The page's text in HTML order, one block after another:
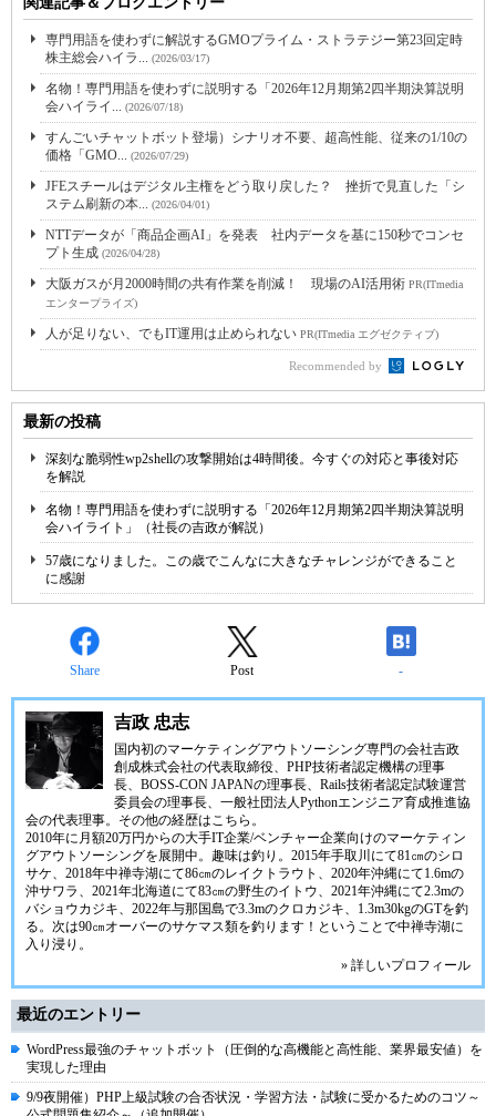
専門用語を使わずに解説するGMOプライム・ストラテジー第23回定時
株主総会ハイラ...
(2026/03/17)
名物！専門用語を使わずに説明する「2026年12月期第2四半期決算説明
会ハイライ...
(2026/07/18)
すんごいチャットボット登場）シナリオ不要、超高性能、従来の1/10の
価格「GMO...
(2026/07/29)
JFEスチールはデジタル主権をどう取り戻した？ 挫折で見直した「シ
ステム刷新の本...
(2026/04/01)
NTTデータが「商品企画AI」を発表 社内データを基に150秒でコンセ
プト生成 (2026/04/28)
大阪ガスが月2000時間の共有作業を削減！ 現場のAI活用術 PR(ITmedia
エンタープライズ)
人が足りない、でもIT運用は止められない PR(ITmedia エグゼクティブ)
Recommended by
最新の投稿
深刻な脆弱性wp2shellの攻撃開始は4時間後。今すぐの対応と事後対応
を解説
名物！専門用語を使わずに説明する「2026年12月期第2四半期決算説明
会ハイライト」（社長の吉政が解説）
57歳になりました。この歳でこんなに大きなチャレンジができること
に感謝
Share Post -
吉政 忠志
国内初のマーケティングアウトソーシング専門の会社吉政
創成株式会社の代表取締役、 PHP技術者認定機構の理事
長、 BOSS-CON JAPANの理事長、 Rails技術者認定試験運営
委員会の理事長、 一般社団法人Pythonエンジニア育成推進協
会の代表理事。その他の経歴はこちら 。
2010年に月額20万円からの大手IT企業/ベンチャー企業向けのマーケティン
グアウトソーシングを展開中。趣味は釣り。2015年手取川にて81㎝のシロ
サケ、2018年中禅寺湖にて86㎝のレイクトラウト、2020年沖縄にて1.6mの
沖サワラ、2021年北海道にて83㎝の野生のイトウ、2021年沖縄にて2.3mの
バショウカジキ、2022年与那国島で3.3mのクロカジキ、1.3m30kgのGTを釣
る。次は90㎝オーバーのサケマス類を釣ります！ということで中禅寺湖に
入り浸り。
» 詳しいプロフィール
最近のエントリー
WordPress最強のチャットボット（圧倒的な高機能と高性能、業界最安値）を
実現した理由
9/9夜開催）PHP上級試験の合否状況・学習方法・試験に受かるためのコツ～